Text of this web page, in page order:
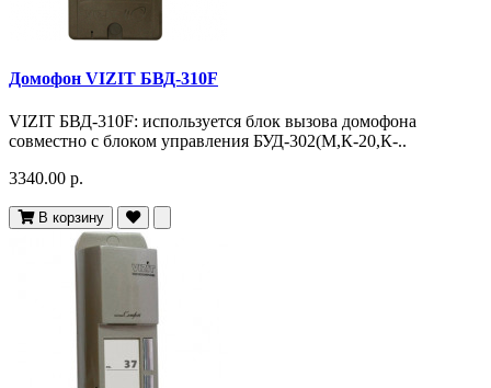
Домофон VIZIT БВД-310F
VIZIT БВД-310F: используется блок вызова домофона
совместно с блоком управления БУД-302(М,К-20,К-..
3340.00 р.
В корзину